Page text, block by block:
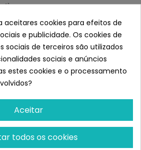
Nayeco Gatera
aceitares cookies para efeitos de
e publicidade. Os cookies de
sociais de terceiros são utilizados
sociais e anúncios
estes cookies e o processamento
Aceitar
todos os cookies